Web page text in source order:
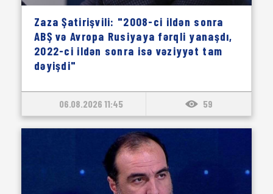
Zaza Şatirişvili: "2008-ci ildən sonra
ABŞ və Avropa Rusiyaya fərqli yanaşdı,
2022-ci ildən sonra isə vəziyyət tam
dəyişdi"
06.08.2026 11:45 59